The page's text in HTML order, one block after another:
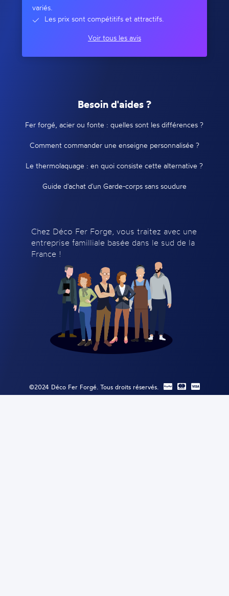
variés.
Les prix sont compétitifs et attractifs.
Voir tous les avis
Besoin d'aides ?
Fer forgé, acier ou fonte : quelles sont les différences ?
Comment commander une enseigne personnalisée ?
Le thermolaquage : en quoi consiste cette alternative ?
Guide d'achat d'un Garde-corps sans soudure
Chez Déco Fer Forge, vous traitez avec une
entreprise familliale basée dans le sud de la
France !
©2024 Déco Fer Forgé. Tous droits réservés.